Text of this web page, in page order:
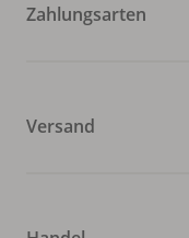
Zahlungsarten
Versand